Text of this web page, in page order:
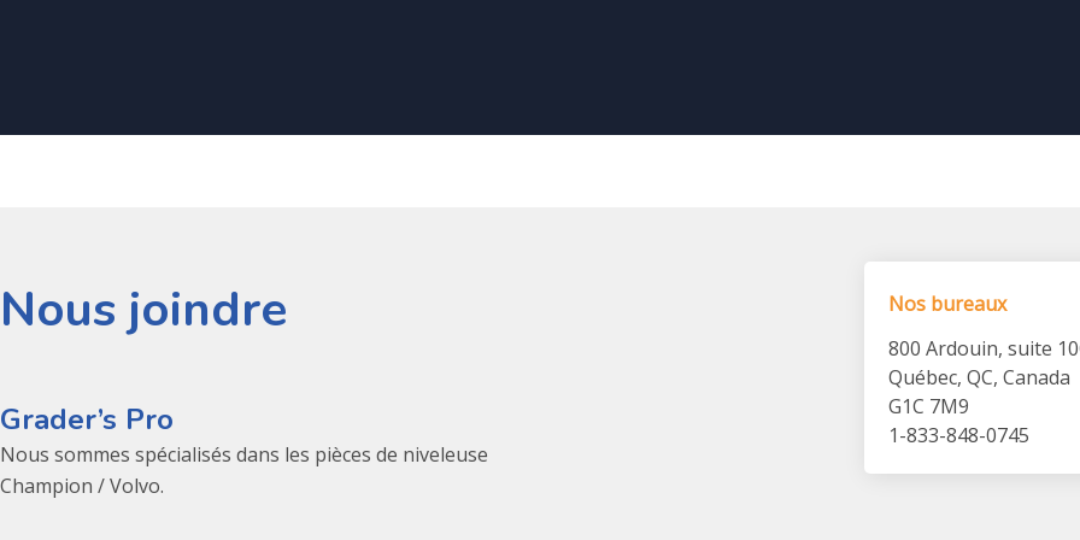
Nous joindre
Grader’s Pro
Nous sommes spécialisés dans les pièces de niveleuse
Champion / Volvo.
Nos bureaux
800 Ardouin, suite
Québec, QC, Canada
G1C 7M9
1-833-848-0745